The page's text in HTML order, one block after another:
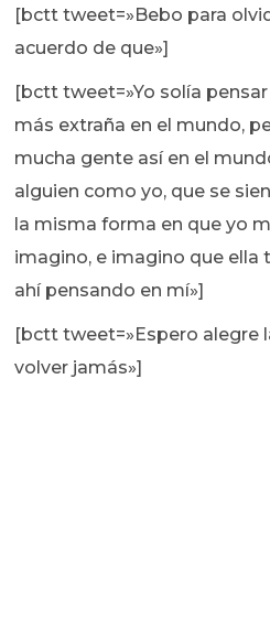
[bctt tweet=»Bebo para
acuerdo de que»]
[bctt tweet=»Yo solía
más extraña en el mundo,
mucha gente así en el
alguien como yo, que se
la misma forma en que yo
imagino, e imagino que
ahí pensando en mí»]
[bctt tweet=»Espero alegre
volver jamás»]